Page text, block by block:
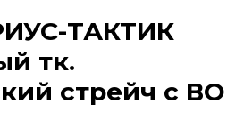
ТАКТИК
тк.
стрейч с ВО